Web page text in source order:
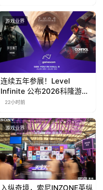
曝光
游戏业界
连续五年参展！Level
Infinite 公布2026科隆游戏
展产品阵容
22小时前
游戏业界
入纵奇境，索尼INZONE英纵